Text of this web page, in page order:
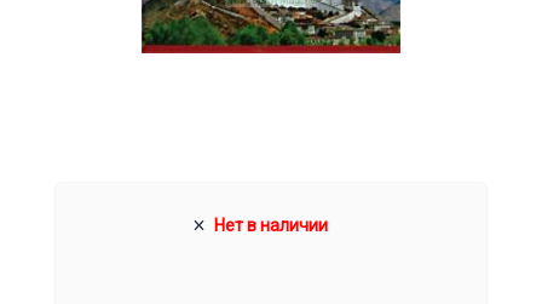
Нет в наличии